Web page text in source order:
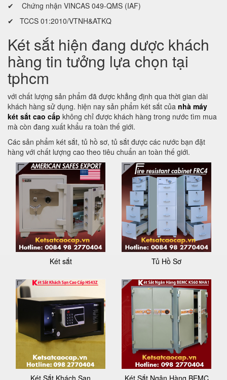
✔ Chứng nhận VINCAS 049-QMS (IAF)
✔ TCCS 01:2010/VTNH&ATKQ
Két sắt hiện đang dược khách
hàng tin tưởng lựa chọn tại
tphcm
với chất lượng sản phẩm đã được khẳng định qua thời gian dài
khách hàng sử dụng. hiện nay sản phẩm két sắt của nhà máy
két sắt cao cấp không chỉ được khách hàng trong nước tìm mua
mà còn đang xuất khẩu ra toàn thế giới.
Các sản phẩm két sắt, tủ hồ sơ, tủ sắt được các nước bạn đặt
hàng với chất lượng cao theo tiêu chuẩn an toàn thế giới.
Két sắt Tủ Hồ Sơ